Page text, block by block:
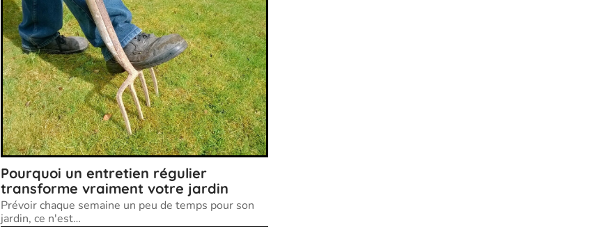
Pourquoi un entretien régulier
transforme vraiment votre jardin
Prévoir chaque semaine un peu de temps pour son
jardin, ce n'est…